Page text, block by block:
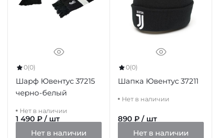
0(0)
Шарф Ювентус 37215
черно-белый
Нет в наличии
1 490 ₽ / шт
Нет в наличии
0(0)
Шапка Ювентус 37211
Нет в наличии
890 ₽ / шт
Нет в наличии